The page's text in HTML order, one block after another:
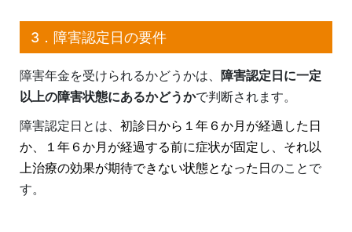
3．障害認定日の要件
障害年金を受けられるかどうかは、 障害認定日に一定
以上の障害状態にあるかどうかで判断されます。
障害認定日とは、 初診日から１年６か月が経過した日
か、１年６か月が経過する前に症状が固定し、それ以
上治療の効果が期待できない状態となった日のことで
す。